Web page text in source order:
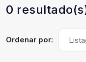
0
Ordenar por: